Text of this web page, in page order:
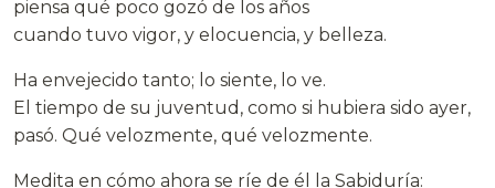
piensa qué poco gozó de los años
cuando tuvo vigor, y elocuencia, y belleza.
Ha envejecido tanto; lo siente, lo ve.
El tiempo de su juventud, como si hubiera sido ayer,
pasó. Qué velozmente, qué velozmente.
Medita en cómo ahora se ríe de él la Sabiduría: